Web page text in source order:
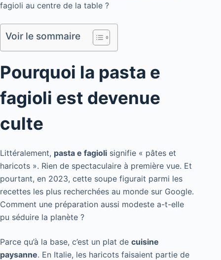
fagioli au centre de la table ?
Voir le sommaire
Pourquoi la pasta e
fagioli est devenue
culte
Littéralement, pasta e fagioli signifie « pâtes et
haricots ». Rien de spectaculaire à première vue. Et
pourtant, en 2023, cette soupe figurait parmi les
recettes les plus recherchées au monde sur Google.
Comment une préparation aussi modeste a-t-elle
pu séduire la planète ?
Parce qu’à la base, c’est un plat de cuisine
paysanne. En Italie, les haricots faisaient partie de